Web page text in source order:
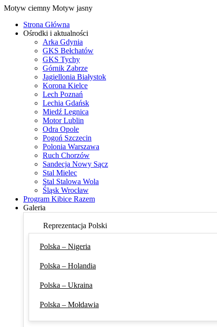
Motyw ciemny Motyw jasny
Strona Główna
Ośrodki i aktualności
Arka Gdynia
GKS Bełchatów
GKS Tychy
Górnik Zabrze
Jagiellonia Białystok
Korona Kielce
Lech Poznań
Lechia Gdańsk
Miedź Legnica
Motor Lublin
Odra Opole
Pogoń Szczecin
Polonia Warszawa
Ruch Chorzów
Sandecja Nowy Sącz
Stal Mielec
Stal Stalowa Wola
Śląsk Wrocław
Program Kibice Razem
Galeria
Reprezentacja Polski
Polska – Nigeria
Polska – Holandia
Polska – Ukraina
Polska – Mołdawia